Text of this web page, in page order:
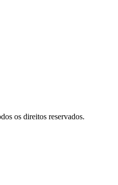
os direitos reservados.